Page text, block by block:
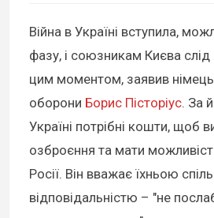
Війна в Україні вступила,
фазу, і союзникам Києва слід
цим моментом, заявив
оборони Борис Пісторіус. За
Україні потрібні кошти, щоб
озброєння та мати
Росії. Він вважає їхньою
відповідальністю – "не